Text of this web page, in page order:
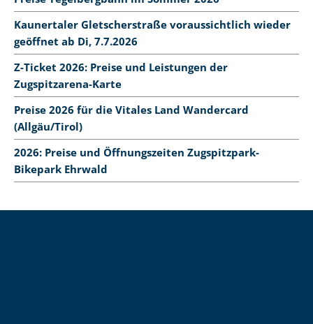
Kaunertaler Gletscherstraße voraussichtlich wieder
geöffnet ab Di, 7.7.2026
Z-Ticket 2026: Preise und Leistungen der
Zugspitzarena-Karte
Preise 2026 für die Vitales Land Wandercard
(Allgäu/Tirol)
2026: Preise und Öffnungszeiten Zugspitzpark-
Bikepark Ehrwald